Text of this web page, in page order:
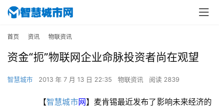
首页 资讯 物联资讯
资金“扼”物联网企业命脉投资者尚在观望
智慧城市 2013 年 7 月 13 日 22:35 物联资讯 阅读 2839
【智慧城市网】麦肯锡最近发布了影响未来经济的